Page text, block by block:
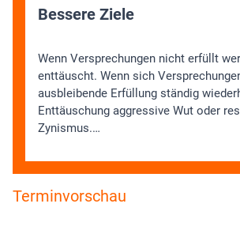
Bessere Ziele
Wenn Versprechungen nicht erfüllt
enttäuscht. Wenn sich
ausbleibende Erfüllung ständig
Enttäuschung aggressive Wut oder
Zynismus.…
Terminvorschau